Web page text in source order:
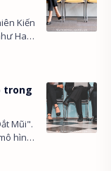
Kiến
Halo
trong
Mũi".
hình
đuổi